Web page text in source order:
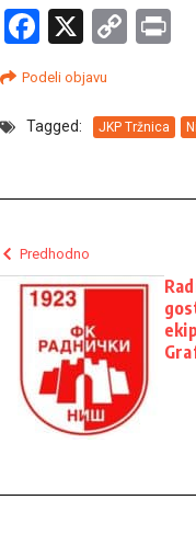
Facebook
X
Copy
Podeli objavu
Tagged: JKP Tržnica
Predhodno